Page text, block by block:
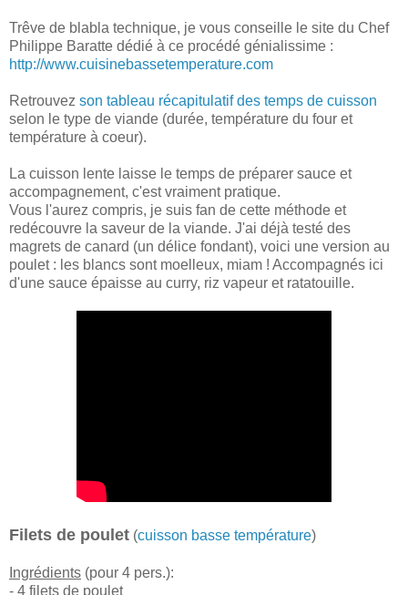
Trêve de blabla technique, je vous conseille le site du Chef
Philippe Baratte dédié à ce procédé génialissime :
http://www.cuisinebassetemperature.com
Retrouvez son tableau récapitulatif des temps de cuisson
selon le type de viande (durée, température du four et
température à coeur).
La cuisson lente laisse le temps de préparer sauce et
accompagnement, c'est vraiment pratique.
Vous l'aurez compris, je suis fan de cette méthode et
redécouvre la saveur de la viande. J'ai déjà testé des
magrets de canard (un délice fondant), voici une version au
poulet : les blancs sont moelleux, miam ! Accompagnés ici
d'une sauce épaisse au curry, riz vapeur et ratatouille.
Filets de poulet (cuisson basse température)
Ingrédients (pour 4 pers.):
- 4 filets de poulet